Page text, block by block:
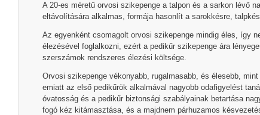
A 20-es méretű orvosi szikepenge a talpon és a sarkon lévő
eltávolítására alkalmas, formája hasonlít a sarokkésre,
Az egyenként csomagolt orvosi szikepenge mindig éles, így
élezésével foglalkozni, ezért a pedikűr szikepenge ára
szerszámok rendszeres élezési költsége.
Orvosi szikepenge vékonyabb, rugalmasabb, és élesebb,
emiatt az első pedikűrök alkalmával nagyobb odafigyelést
óvatosság és a pedikűr biztonsági szabályainak betartása
fogó kéz kitámasztása, és a majdnem párhuzamos